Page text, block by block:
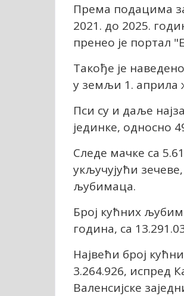
Према подацима
2021. до 2025.
пренео је портал
Такође је
у земљи 1. априла
Пси су и даље
јединке, односно
Следе мачке са
укључујући
љубимаца.
Број кућних
година, са
Највећи број
3.264.926, испред
Валенсијске